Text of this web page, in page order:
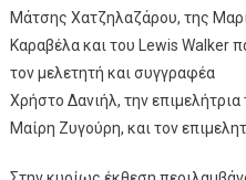
Μάτσης Χατζηλαζάρου, της
Καραβέλα και του Lewis Walker
τον μελετητή και συγγραφέα
Χρήστο Δανιήλ, την
Μαίρη Ζυγούρη, και τον